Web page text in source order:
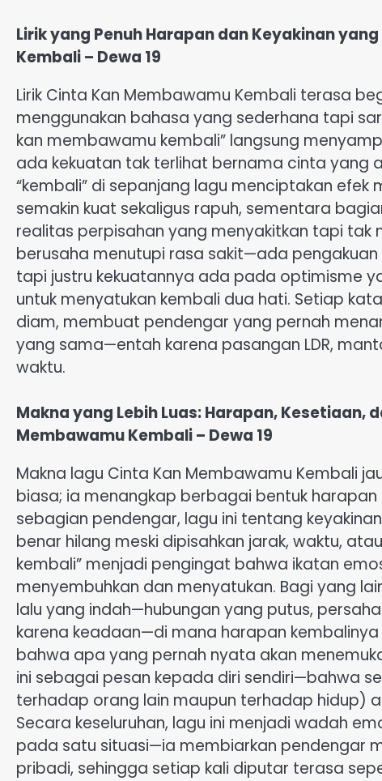
Lirik yang Penuh Harapan dan Keyakinan
Kembali – Dewa 19
Lirik Cinta Kan Membawamu Kembali terasa
menggunakan bahasa yang sederhana tapi
kan membawamu kembali” langsung
ada kekuatan tak terlihat bernama cinta yang
“kembali” di sepanjang lagu menciptakan
semakin kuat sekaligus rapuh, sementara
realitas perpisahan yang menyakitkan tapi tak
berusaha menutupi rasa sakit—ada
tapi justru kekuatannya ada pada optimisme
untuk menyatukan kembali dua hati. Setiap
diam, membuat pendengar yang pernah
yang sama—entah karena pasangan LDR,
waktu.
Makna yang Lebih Luas: Harapan, Kesetiaan,
Membawamu Kembali – Dewa 19
Makna lagu Cinta Kan Membawamu Kembali
biasa; ia menangkap berbagai bentuk
sebagian pendengar, lagu ini tentang
benar hilang meski dipisahkan jarak, waktu,
kembali” menjadi pengingat bahwa ikatan
menyembuhkan dan menyatukan. Bagi yang
lalu yang indah—hubungan yang putus,
karena keadaan—di mana harapan
bahwa apa yang pernah nyata akan
ini sebagai pesan kepada diri sendiri—bahwa
terhadap orang lain maupun terhadap hidup)
Secara keseluruhan, lagu ini menjadi wadah
pada satu situasi—ia membiarkan pendengar
pribadi, sehingga setiap kali diputar terasa